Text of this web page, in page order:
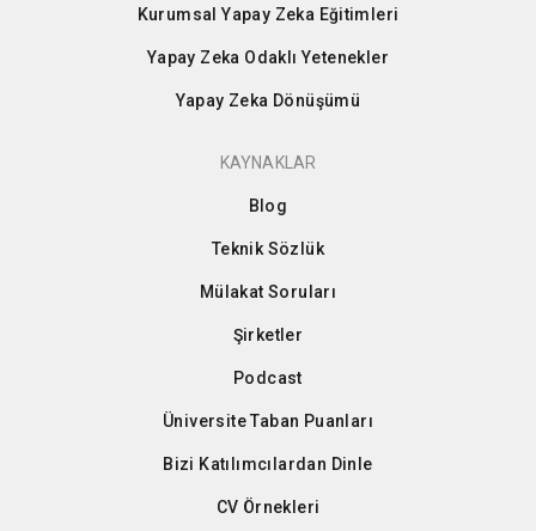
Kurumsal Yapay Zeka Eğitimleri
Yapay Zeka Odaklı Yetenekler
Yapay Zeka Dönüşümü
KAYNAKLAR
Blog
Teknik Sözlük
Mülakat Soruları
Şirketler
Podcast
Üniversite Taban Puanları
Bizi Katılımcılardan Dinle
CV Örnekleri